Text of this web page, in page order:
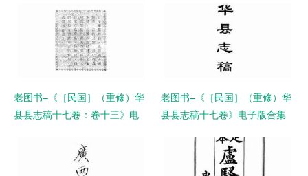
老图书–《［民国］（重修）华
县县志稿十七卷：卷十三》电
老图书–《［民国］（重修）华
县县志稿十七卷》电子版合集